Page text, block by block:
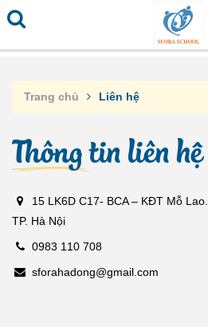
Trang chủ Liên hệ
Thông tin liên hệ
15 LK6D C17- BCA – KĐT Mỗ
TP. Hà Nội
0983 110 708
sforahadong@gmail.com